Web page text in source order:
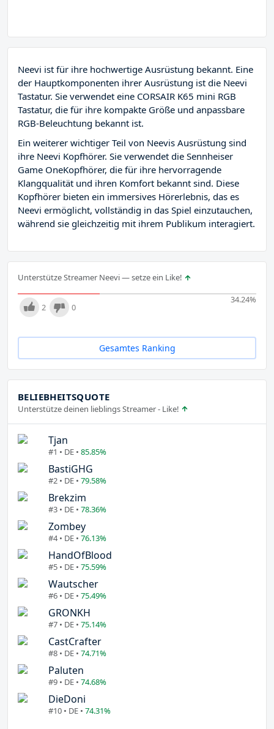
Neevi ist für ihre hochwertige Ausrüstung bekannt. Eine
der Hauptkomponenten ihrer Ausrüstung ist die Neevi
Tastatur. Sie verwendet eine CORSAIR K65 mini RGB
Tastatur, die für ihre kompakte Größe und anpassbare
RGB-Beleuchtung bekannt ist.
Ein weiterer wichtiger Teil von Neevis Ausrüstung sind
ihre Neevi Kopfhörer. Sie verwendet die Sennheiser
Game OneKopfhörer, die für ihre hervorragende
Klangqualität und ihren Komfort bekannt sind. Diese
Kopfhörer bieten ein immersives Hörerlebnis, das es
Neevi ermöglicht, vollständig in das Spiel einzutauchen,
während sie gleichzeitig mit ihrem Publikum interagiert.
Unterstütze Streamer Neevi — setze ein Like!
34.24%
2 0
Gesamtes Ranking
BELIEBHEITSQUOTE
Unterstütze deinen lieblings Streamer - Like!
Tjan
#1 • DE • 85.85%
BastiGHG
#2 • DE • 79.58%
Brekzim
#3 • DE • 78.36%
Zombey
#4 • DE • 76.13%
HandOfBlood
#5 • DE • 75.59%
Wautscher
#6 • DE • 75.49%
GRONKH
#7 • DE • 75.14%
CastCrafter
#8 • DE • 74.71%
Paluten
#9 • DE • 74.68%
DieDoni
#10 • DE • 74.31%